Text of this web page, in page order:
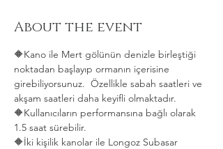
About the event
🔶Kano ile Mert gölünün denizle birleştiği
noktadan başlayıp ormanın içerisine
girebiliyorsunuz.  Özellikle sabah saatleri ve
akşam saatleri daha keyifli olmaktadır.
🔶Kullanıcıların performansına bağlı olarak
1.5 saat sürebilir.
🔶İki kişilik kanolar ile Longoz Subasar